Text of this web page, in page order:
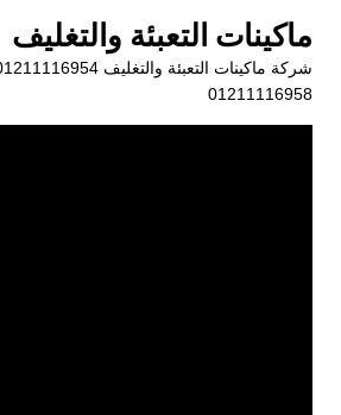
المحتوى
ماكينات التعبئة والتغليف
01211116958